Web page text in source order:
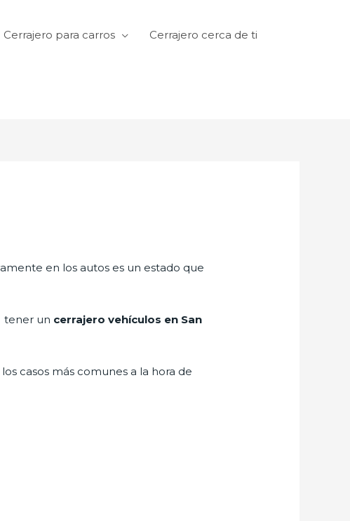
Cerrajero para carros Cerrajero cerca de ti
en los autos es un estado que
tener un cerrajero vehículos en San
casos más comunes a la hora de